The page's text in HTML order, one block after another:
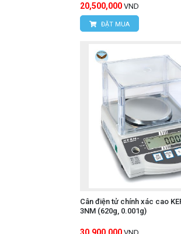
20,500,000 VND
ĐẶT MUA
Cân điện tử chính xác cao
3NM (620g, 0.001g)
30,900,000